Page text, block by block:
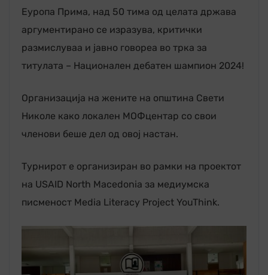
Еуропа Прима, над 50 тима од целата држава
аргументирано се изразува, критички
размислуваа и јавно говореа во трка за
титулата – Национален дебатен шампион 2024!
Организација на жените на општина Свети
Николе како локален МОФцентар со свои
членови беше дел од овој настан.
Турнирот е организиран во рамки на проектот
на USAID North Macedonia за медиумска
писменост Media Literacy Project YouThink.